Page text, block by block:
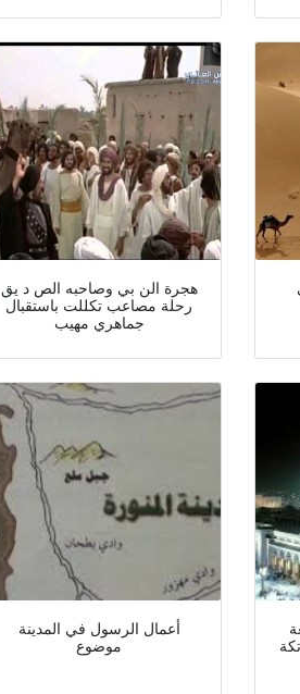
هجرة الن بي وصاحبه الص د يق
رحلة مصاعب تكللت باستقبال
جماهري مهيب
أعمال الرسول في المدينة
موضوع